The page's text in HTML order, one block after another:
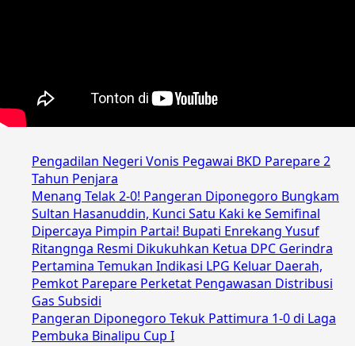
Pengadilan Negeri Vonis Pegawai BKD Parepare 2
Tahun Penjara
Menang Telak 2-0! Pangeran Diponegoro Bungkam
Sultan Hasanuddin, Kunci Satu Kaki ke Semifinal
Dipercaya Pimpin Partai! Bupati Enrekang Yusuf
Ritangnga Resmi Dikukuhkan Ketua DPC Gerindra
Pertamina Temukan Indikasi LPG Keluar Daerah,
Pemkot Parepare Perketat Pengawasan Distribusi
Gas Subsidi
Pangeran Diponegoro Tekuk Pattimura 1-0 di Laga
Pembuka Binalipu Cup I